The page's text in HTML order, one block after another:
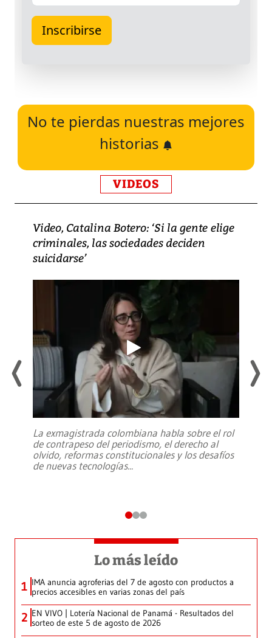
No te pierdas nuestras mejores
historias
VIDEOS
Video, Catalina Botero: ‘Si la gente elige
criminales, las sociedades deciden
suicidarse’
La exmagistrada colombiana habla sobre el rol
de contrapeso del periodismo, el derecho al
olvido, reformas constitucionales y los desafíos
de nuevas tecnologías...
Lo más leído
1 IMA anuncia agroferias del 7 de agosto con productos a
precios accesibles en varias zonas del país
2 EN VIVO | Lotería Nacional de Panamá - Resultados del
sorteo de este 5 de agosto de 2026